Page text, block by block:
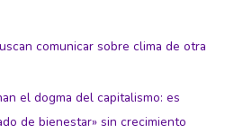
comunicar sobre clima de otra
el dogma del capitalismo: es
de bienestar» sin crecimiento